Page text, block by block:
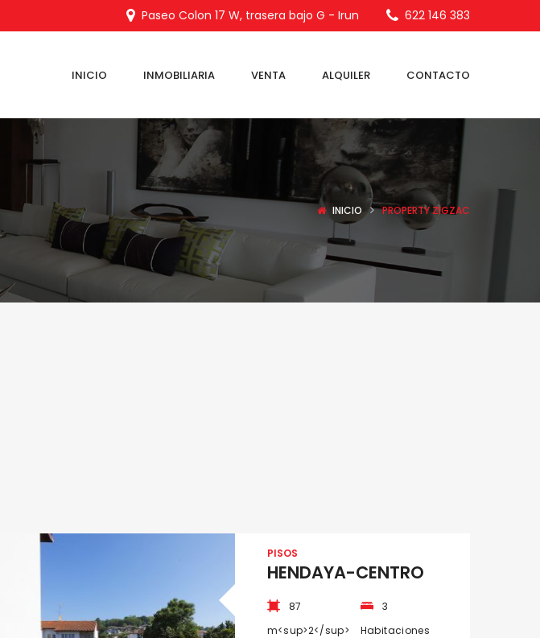
Paseo Colon 17 W, trasera bajo G - Irun 622 146 383
INICIO INMOBILIARIA VENTA ALQUILER CONTACTO
INICIO PROPERTY ZIGZAC
PISOS
HENDAYA-CENTRO
87
m<sup>2</sup>
3
Habitaciones